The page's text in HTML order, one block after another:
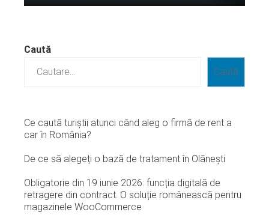
Caută
Caută
Ce caută turiștii atunci când aleg o firmă de rent a
car în România?
De ce să alegeți o bază de tratament în Olănești
Obligatorie din 19 iunie 2026: funcția digitală de
retragere din contract. O soluție românească pentru
magazinele WooCommerce